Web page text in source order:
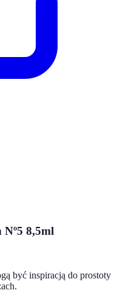
8,5ml
być inspiracją do prostoty